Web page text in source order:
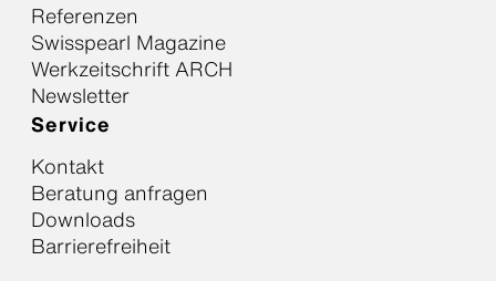
Referenzen
Swisspearl Magazine
Werkzeitschrift ARCH
Newsletter
Service
Kontakt
Beratung anfragen
Downloads
Barrierefreiheit